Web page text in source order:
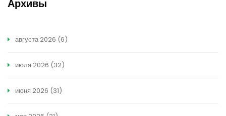
Архивы
августа 2026 (6)
июля 2026 (32)
июня 2026 (31)